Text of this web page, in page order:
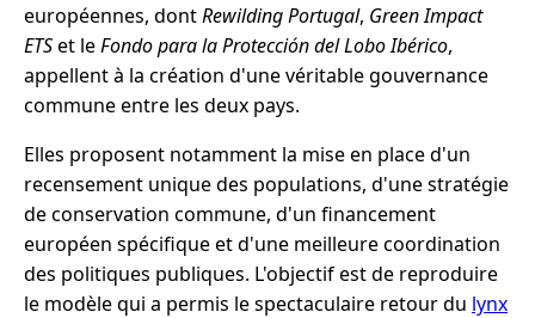
européennes, dontRewilding Portugal, Green Impact
ETSet leFondo para la Protección del Lobo Ibérico,
appellent à la création d'une véritable gouvernance
commune entre les deux pays.
Elles proposent notamment la mise en place d'un
recensement unique des populations, d'une stratégie
de conservation commune, d'un financement
européen spécifique et d'une meilleure coordination
des politiques publiques. L'objectif est de reproduire
le modèle qui a permis le spectaculaire retour du lynx